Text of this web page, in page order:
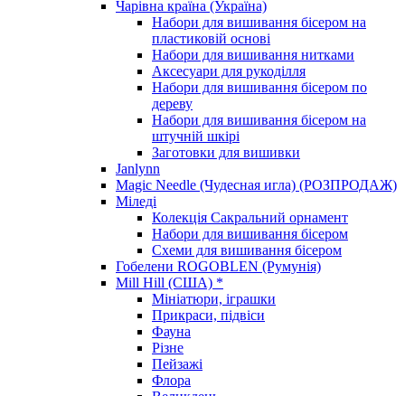
Чарівна країна (Україна)
Набори для вишивання бісером на
пластиковій основі
Набори для вишивання нитками
Аксесуари для рукоділля
Набори для вишивання бісером по
дереву
Набори для вишивання бісером на
штучній шкірі
Заготовки для вишивки
Janlynn
Magic Needle (Чудесная игла) (РОЗПРОДАЖ)
Міледі
Колекція Сакральний орнамент
Набори для вишивання бісером
Схеми для вишивання бісером
Гобелени ROGOBLEN (Румунія)
Mill Hill (США) *
Мініатюри, іграшки
Прикраси, підвіси
Фауна
Різне
Пейзажі
Флора